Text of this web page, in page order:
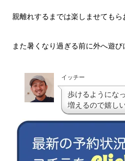
親離れするまでは楽しませてもら
また暑くなり過ぎる前に外へ遊び
イッチー
歩けるようにな
増えるので嬉し